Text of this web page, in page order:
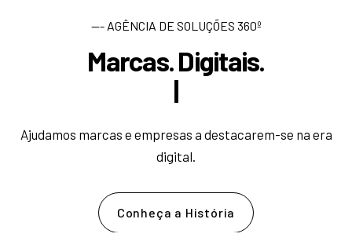
--- AGÊNCIA DE SOLUÇÕES 360º
Marcas. Digitais.
De
Ajudamos marcas e empresas a destacarem-se na era
digital.
Conheça a História